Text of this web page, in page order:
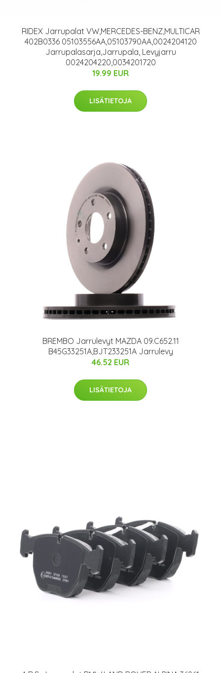
RIDEX Jarrupalat VW,MERCEDES-BENZ,MULTICAR
402B0336 05103556AA,05103790AA,0024204120
Jarrupalasarja,Jarrupala, Levyjarru
0024204220,0034201720
19.99 EUR
LISÄTIETOJA
BREMBO Jarrulevyt MAZDA 09.C652.11
B45G33251A,BJT233251A Jarrulevy
46.52 EUR
LISÄTIETOJA